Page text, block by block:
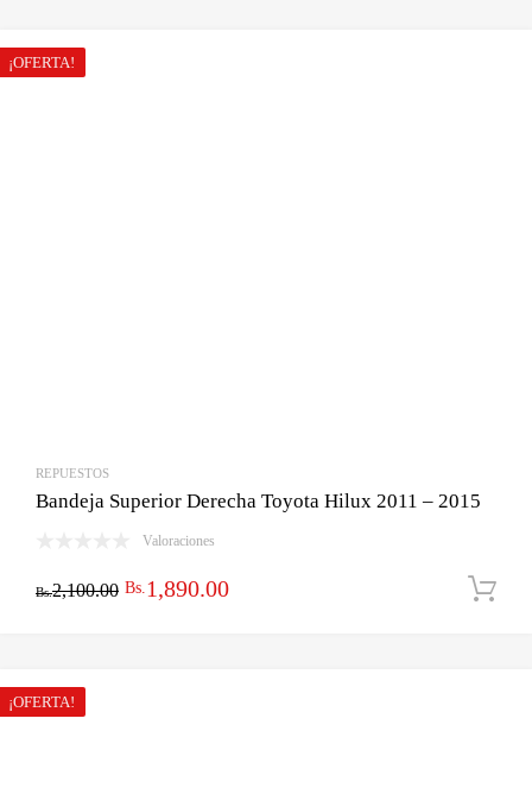
¡OFERTA!
REPUESTOS
Bandeja Superior Derecha Toyota Hilux 2011 – 2015
Valoraciones
Bs.2,100.00 El
Bs. 1,890.00El
¡OFERTA!